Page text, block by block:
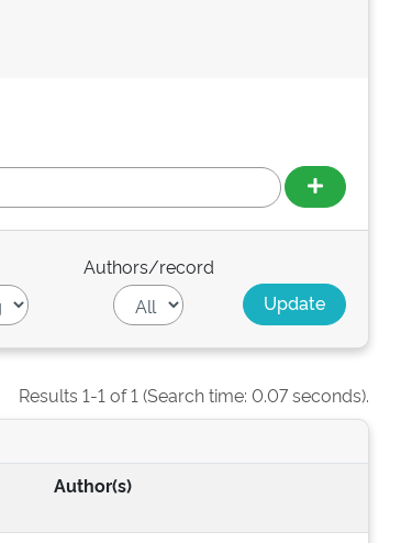
Authors/record
Results 1-1 of 1 (Search time: 0.07 seconds).
Author(s)